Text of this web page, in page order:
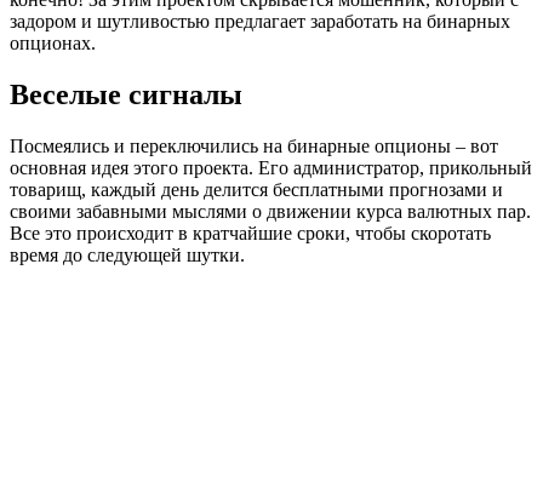
задором и шутливостью предлагает заработать на бинарных
опционах.
Веселые сигналы
Посмеялись и переключились на бинарные опционы – вот
основная идея этого проекта. Его администратор, прикольный
товарищ, каждый день делится бесплатными прогнозами и
своими забавными мыслями о движении курса валютных пар.
Все это происходит в кратчайшие сроки, чтобы скоротать
время до следующей шутки.